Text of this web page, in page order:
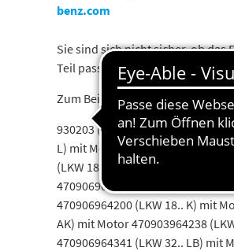
benz.com
Sie sind sich nicht sicher, ob
Teil passt.
Zum Beispiel passend (kann
930203 (ACTROS 2532 L - 2560
L) mit Motor 470906963024
(LKW 18.. LS) mit Motor
470906964030 (LKW 32..) mit
470906964200 (LKW 18.. K) mit
AK) mit Motor 470903964238
470906964341 (LKW 32.. LB) mit